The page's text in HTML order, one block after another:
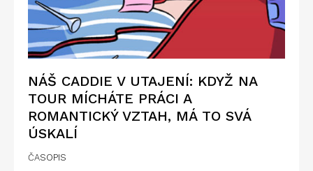
NÁŠ CADDIE V UTAJENÍ: KDYŽ NA
TOUR MÍCHÁTE PRÁCI A
ROMANTICKÝ VZTAH, MÁ TO SVÁ
ÚSKALÍ
ČASOPIS